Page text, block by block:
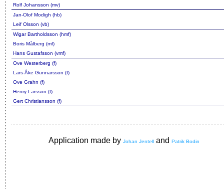
Rolf Johansson (mv)
Jan-Olof Modigh (hb)
Leif Olsson (vb)
Wigar Bartholdsson (hmf)
Boris Målberg (mf)
Hans Gustafsson (vmf)
Ove Westerberg (f)
Lars-Åke Gunnarsson (f)
Ove Grahn (f)
Henry Larsson (f)
Gert Christiansson (f)
Application made by Johan Jentell and Patrik Bodin